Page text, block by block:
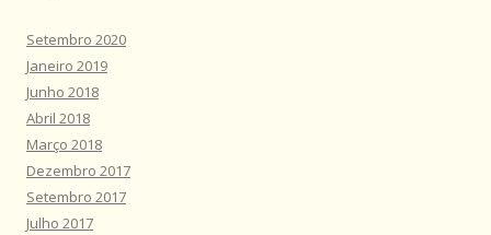
Setembro 2020
Janeiro 2019
Junho 2018
Abril 2018
Março 2018
Dezembro 2017
Setembro 2017
Julho 2017